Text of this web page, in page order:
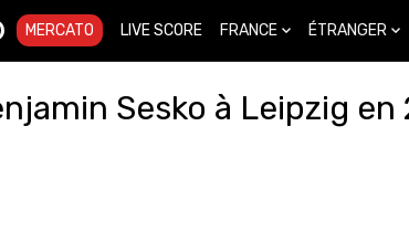
MERCATO LIVE SCORE FRANCE ÉTRANGER
Sesko à Leipzig